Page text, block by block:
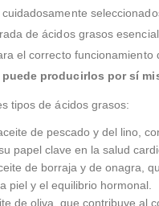
de ácidos grasos
el correcto funcionamiento
puede producirlos por sí
tipos de ácidos grasos:
de pescado y del lino,
papel clave en la salud
de borraja y de onagra,
piel y el equilibrio hormonal.
de oliva, que contribuye al